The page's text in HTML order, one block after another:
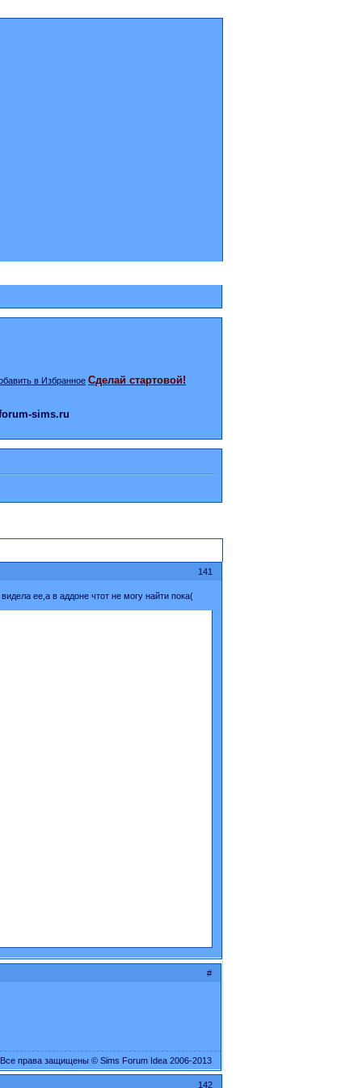
Сделай стартовой!
sims.ru
141
ее,а в аддоне чтот не могу найти пока(
#
Все права защищены © Sims Forum Idea 2006-2013
142